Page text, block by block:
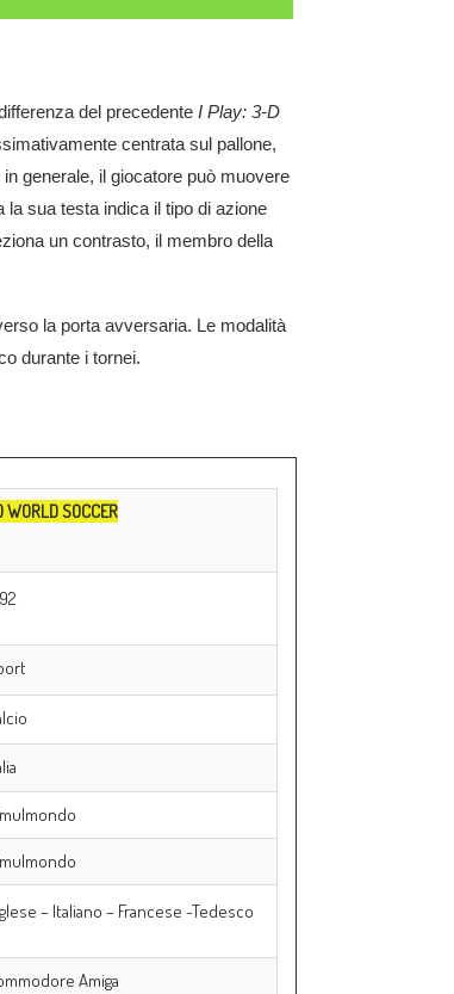
del precedente I Play: 3-D
centrata sul pallone,
generale, il giocatore può muovere
la sua testa indica il tipo di azione
un contrasto, il membro della
la porta avversaria. Le modalità
durante i tornei.
WORLD SOCCER
– Italiano – Francese -Tedesco
Amiga